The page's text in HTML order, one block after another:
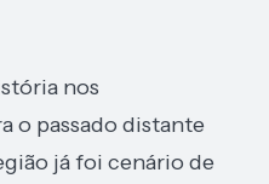
nos
o passado distante
já foi cenário de